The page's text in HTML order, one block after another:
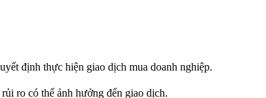
định thực hiện giao dịch mua doanh nghiệp.
ro có thể ảnh hưởng đến giao dịch.